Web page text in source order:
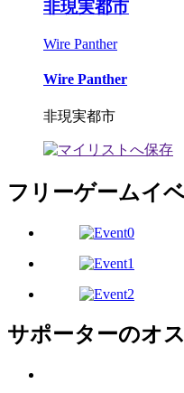
非現実都市
Wire Panther
Wire Panther
非現実都市
フリーゲームイ
サポーターのオ